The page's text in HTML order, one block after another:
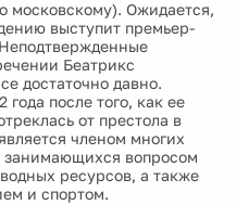
московскому). Ожидается,
выступит премьер-
Беатрикс
достаточно давно.
года после того, как ее
от престола в
членом многих
вопросом
ресурсов, а также
и спортом.